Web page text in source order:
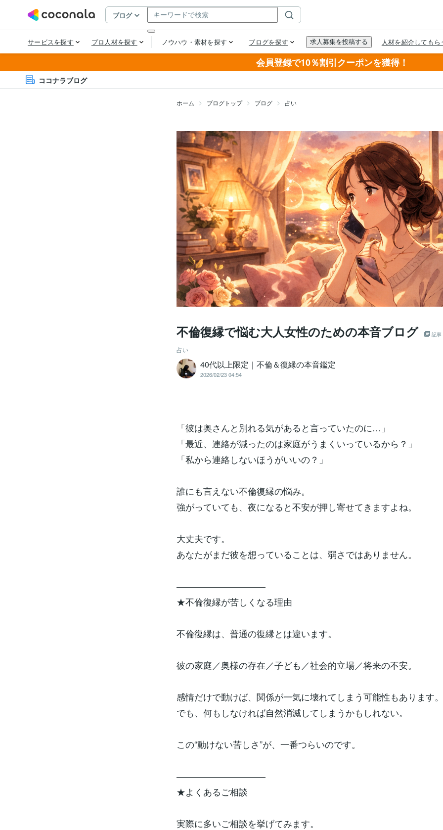
会員登録で10％割引クーポンを獲得！
ココナラブログ
ホーム ブログトップ ブログ 占い
不倫復縁で悩む大人女性のための本音ブログ 記事
占い
40代以上限定｜不倫＆復縁の本音鑑定
2026/02/23 04:54
「彼は奥さんと別れる気があると言っていたのに…」
「最近、連絡が減ったのは家庭がうまくいっているから？」
「私から連絡しないほうがいいの？」
誰にも言えない不倫復縁の悩み。
強がっていても、夜になると不安が押し寄せてきますよね。
大丈夫です。
あなたがまだ彼を想っていることは、弱さではありません。
――――――――――
★不倫復縁が苦しくなる理由
不倫復縁は、普通の復縁とは違います。
彼の家庭／奥様の存在／子ども／社会的立場／将来の不安。
感情だけで動けば、関係が一気に壊れてしまう可能性もあります。
でも、何もしなければ自然消滅してしまうかもしれない。
この“動けない苦しさ”が、一番つらいのです。
――――――――――
★よくあるご相談
実際に多いご相談を挙げてみます。